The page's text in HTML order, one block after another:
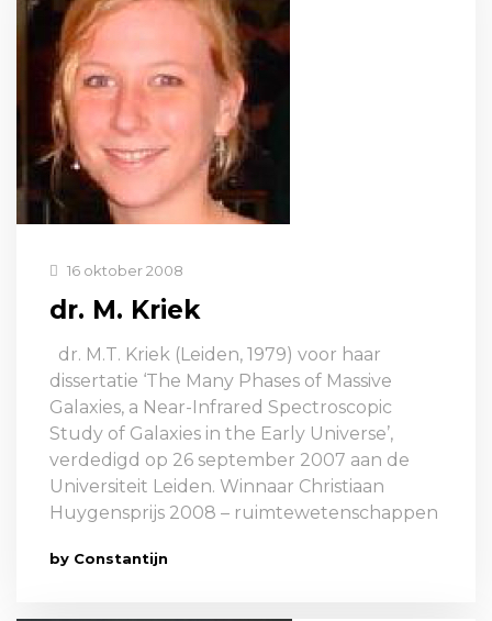
16 oktober 2008
dr. M. Kriek
dr. M.T. Kriek (Leiden, 1979) voor haar
dissertatie ‘The Many Phases of Massive
Galaxies, a Near-Infrared Spectroscopic
Study of Galaxies in the Early Universe’,
verdedigd op 26 september 2007 aan de
Universiteit Leiden. Winnaar Christiaan
Huygensprijs 2008 – ruimtewetenschappen
by Constantijn